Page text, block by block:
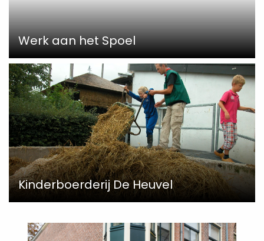
Werk aan het Spoel
Kinderboerderij De Heuvel
Read